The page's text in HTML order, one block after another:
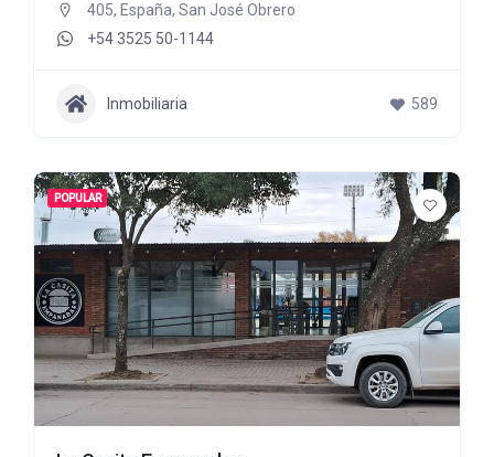
405, España, San José Obrero
+54 3525 50-1144
Inmobiliaria 589
POPULAR